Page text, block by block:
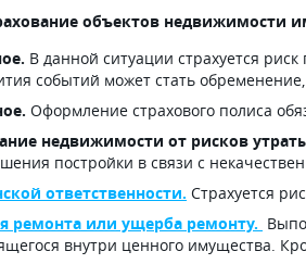
объектов недвижимости
В данной ситуации страхуется
событий может стать
Оформление страхового полиса
недвижимости от рисков
постройки в связи с
ответственности. Страхуется
ремонта или ущерба ремонту.
внутри ценного имущества.